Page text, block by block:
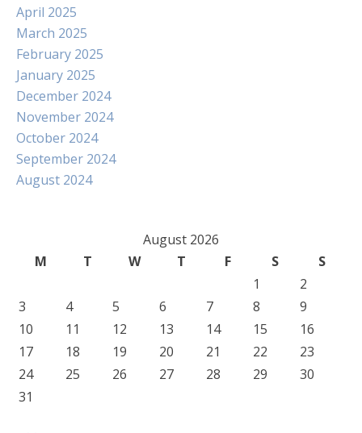
April 2025
March 2025
February 2025
January 2025
December 2024
November 2024
October 2024
September 2024
August 2024
August 2026
M
T W T F S
S
1
2
3
4 5 6 7 8
9
10
11 12 13 14 15
16
17
18 19 20 21 22
23
24
25 26 27 28 29
30
31